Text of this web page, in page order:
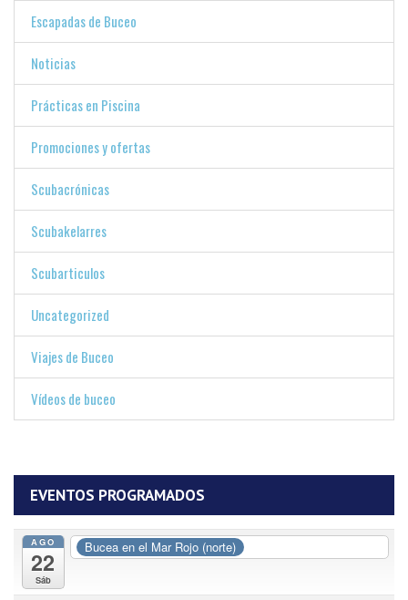
Escapadas de Buceo
Noticias
Prácticas en Piscina
Promociones y ofertas
Scubacrónicas
Scubakelarres
Scubarticulos
Uncategorized
Viajes de Buceo
Vídeos de buceo
EVENTOS PROGRAMADOS
AGO
22
Sáb
Bucea en el Mar Rojo (norte)